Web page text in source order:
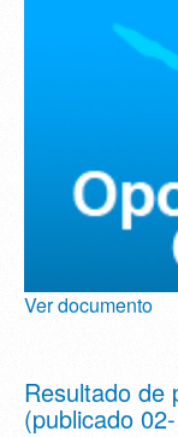
Ver documento
Resultado de
(publicado